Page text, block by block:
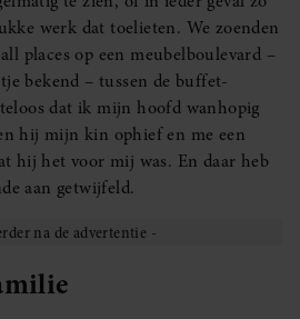
werk dat toelieten. We zoenden
places op een meubelboulevard –
bekend – tussen de buffet-
dat ik mijn hoofd wanhopig
hij mijn kin ophief en me een
hij het voor mij was. En daar heb
aan getwijfeld.